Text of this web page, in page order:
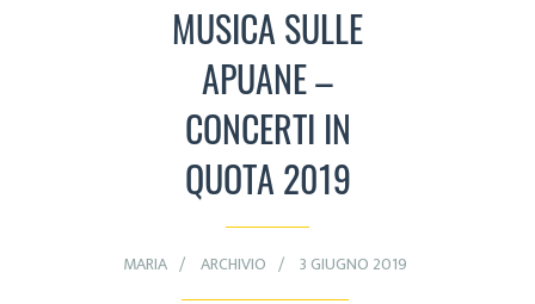
MUSICA SULLE
APUANE –
CONCERTI IN
QUOTA 2019
MARIA ARCHIVIO 3 GIUGNO 2019